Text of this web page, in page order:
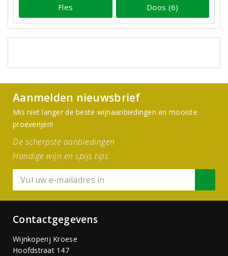
Fles Doos (6)
Aanmelden nieuwsbrief
Mis niet langer de beste wijnaanbiedingen en mooiste
proeverijen!
De scherpste aanbiedingen
Handige wijn en spijs tips
Contactgegevens
Wijnkoperij Kroese
Hoofdstraat 147